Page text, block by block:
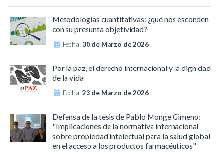
Metodologías cuantitativas: ¿qué nos esconden
con su presunta objetividad?
Fecha:30 de Marzo de 2026
Por la paz, el derecho internacional y la dignidad
de la vida
Fecha:23 de Marzo de 2026
Defensa de la tesis de Pablo Monge Gimeno:
"Implicaciones de la normativa internacional
sobre propiedad intelectual para la salud global
en el acceso a los productos farmacéuticos"